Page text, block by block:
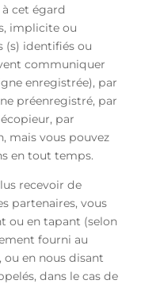
cet égard
implicite ou
(s) identifiés ou
communiquer
enregistrée), par
préenregistré, par
par
mais vous pouvez
en tout temps.
recevoir de
partenaires, vous
ou en tapant (selon
fourni au
en nous disant
dans le cas de